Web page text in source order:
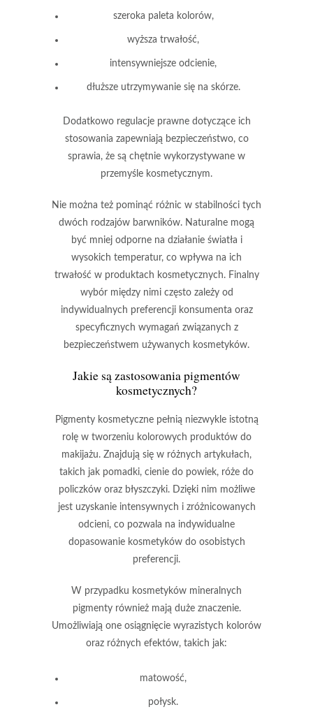
szeroka paleta kolorów,
wyższa trwałość,
intensywniejsze odcienie,
dłuższe utrzymywanie się na skórze.
Dodatkowo regulacje prawne dotyczące ich
stosowania zapewniają bezpieczeństwo, co
sprawia, że są chętnie wykorzystywane w
przemyśle kosmetycznym.
Nie można też pominąć różnic w stabilności tych
dwóch rodzajów barwników. Naturalne mogą
być mniej odporne na działanie światła i
wysokich temperatur, co wpływa na ich
trwałość w produktach kosmetycznych. Finalny
wybór między nimi często zależy od
indywidualnych preferencji konsumenta oraz
specyficznych wymagań związanych z
bezpieczeństwem używanych kosmetyków.
Jakie są zastosowania pigmentów
kosmetycznych?
Pigmenty kosmetycznepełnią niezwykle istotną
rolę w tworzeniu kolorowych produktów do
makijażu. Znajdują się w różnych artykułach,
takich jak pomadki, cienie do powiek, róże do
policzków oraz błyszczyki. Dzięki nim możliwe
jest uzyskanie intensywnych i zróżnicowanych
odcieni, co pozwala na indywidualne
dopasowanie kosmetyków do osobistych
preferencji.
W przypadku kosmetyków mineralnych
pigmenty również mają duże znaczenie.
Umożliwiają one osiągnięcie wyrazistych kolorów
oraz różnych efektów, takich jak:
matowość,
połysk.